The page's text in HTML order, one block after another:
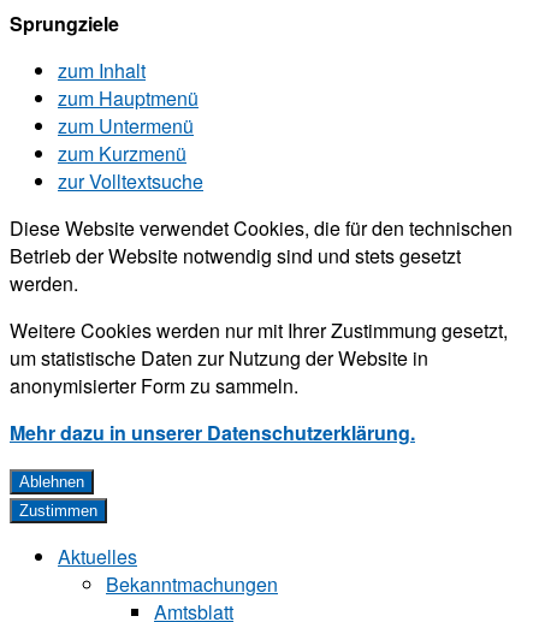
Sprungziele
zum Inhalt
zum Hauptmenü
zum Untermenü
zum Kurzmenü
zur Volltextsuche
Diese Website verwendet Cookies, die für den technischen
Betrieb der Website notwendig sind und stets gesetzt
werden.
Weitere Cookies werden nur mit Ihrer Zustimmung gesetzt,
um statistische Daten zur Nutzung der Website in
anonymisierter Form zu sammeln.
Mehr dazu in unserer Datenschutzerklärung.
Ablehnen
Zustimmen
Aktuelles
Bekanntmachungen
Amtsblatt